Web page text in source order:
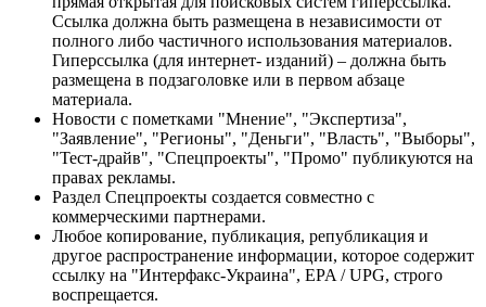
Ссылка должна быть размещена в независимости от
полного либо частичного использования материалов.
Гиперссылка (для интернет- изданий) – должна быть
размещена в подзаголовке или в первом абзаце
материала.
Новости с пометками "Мнение", "Экспертиза",
"Заявление", "Регионы", "Деньги", "Власть", "Выборы",
"Тест-драйв", "Спецпроекты", "Промо" публикуются на
правах рекламы.
Раздел Спецпроекты создается совместно с
коммерческими партнерами.
Любое копирование, публикация, републикация и
другое распространение информации, которое содержит
ссылку на "Интерфакс-Украина", EPA / UPG, строго
воспрещается.